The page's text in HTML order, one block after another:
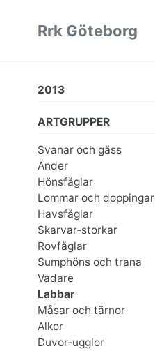
Rrk Göteborg
2013
ARTGRUPPER
Svanar och gäss
Änder
Hönsfåglar
Lommar och doppingar
Havsfåglar
Skarvar-storkar
Rovfåglar
Sumphöns och trana
Vadare
Labbar
Måsar och tärnor
Alkor
Duvor-ugglor